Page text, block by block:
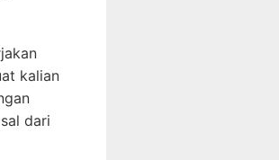
kalian
dari